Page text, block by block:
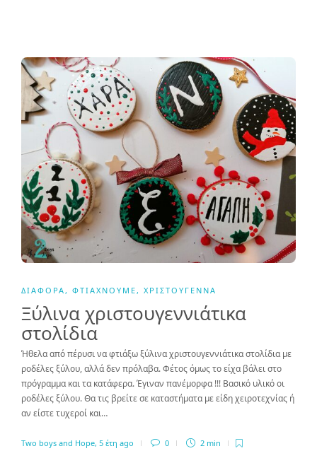
ΔΙΆΦΟΡΑ, ΦΤΙΆΧΝΟΥΜΕ, ΧΡΙΣΤΟΎΓΕΝΝΑ
Ξύλινα χριστουγεννιάτικα
στολίδια
Ήθελα από πέρυσι να φτιάξω ξύλινα χριστουγεννιάτικα στολίδια με
ροδέλες ξύλου, αλλά δεν πρόλαβα. Φέτος όμως το είχα βάλει στο
πρόγραμμα και τα κατάφερα. Έγιναν πανέμορφα !!! Βασικό υλικό οι
ροδέλες ξύλου. Θα τις βρείτε σε καταστήματα με είδη χειροτεχνίας ή
αν είστε τυχεροί και…
Two boys and Hope, 5 έτη ago 0 2 min